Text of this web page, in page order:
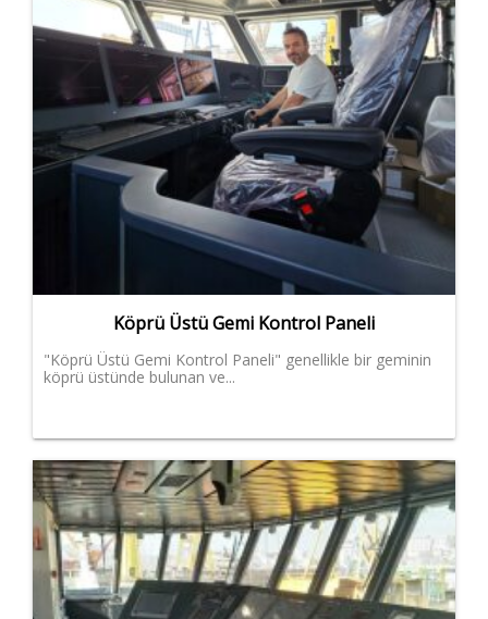
Köprü Üstü Gemi Kontrol Paneli
"Köprü Üstü Gemi Kontrol Paneli" genellikle bir geminin
köprü üstünde bulunan ve...